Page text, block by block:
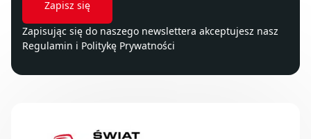
Zapisując się do naszego newslettera akceptujesz nasz
Regulamin i Politykę Prywatności